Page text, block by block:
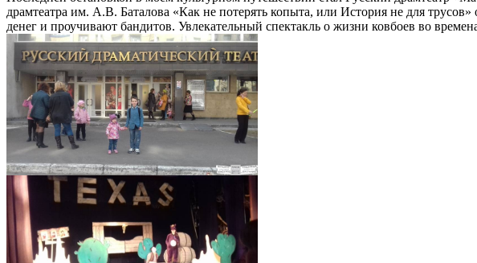
драмтеатра им. А.В. Баталова «Как не потерять копыта, или История не для
денег и проучивают бандитов. Увлекательный спектакль о жизни ковбоев во